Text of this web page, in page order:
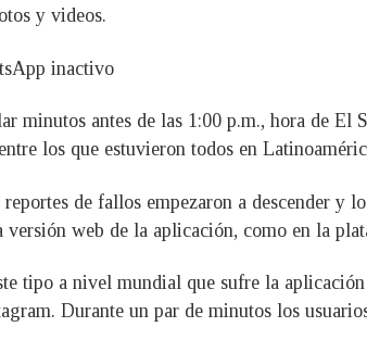
y videos.
inactivo
minutos antes de las 1:00 p.m., hora de
los que estuvieron todos en
de fallos empezaron a descender y
versión web de la aplicación, como en la
tipo a nivel mundial que sufre la
Durante un par de minutos los